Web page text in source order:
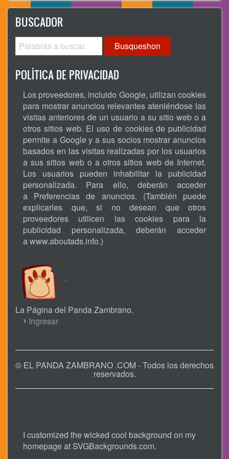
BUSCADOR
Busqueshon
POLÍTICA DE PRIVACIDAD
Los proveedores, incluido Google, utilizan cookies
para mostrar anuncios relevantes ateniéndose las
visitas anteriores de un usuario a su sitio web o a
otros sitios web. El uso de cookies de publicidad
permite a Google y a sus socios mostrar anuncios
basados en las visitas realizadas por los usuarios
a sus sitios web o a otros sitios web de Internet.
Los usuarios pueden inhabilitar la publicidad
personalizada. Para ello, deberán acceder
a Preferencias de anuncios. (También puede
explicarles que, si no desean que otros
proveedores utilicen las cookies para la
publicidad personalizada, deberán acceder
awww.aboutads.info.)
La Página del Panda Zambrano.
USER
MENU
Ingresar
© EL PANDA ZAMBRANO .COM - Todos los derechos
reservados.
I customized the wicked cool background on my
homepage at SVGBackgrounds.com.